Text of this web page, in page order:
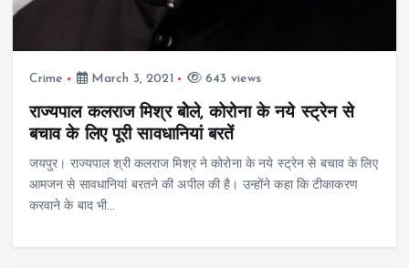
Crime March 3, 2021 643 views
राज्यपाल कलराज मिश्र बोेले, कोरोना के नये स्ट्रेन से
बचाव के लिए पूरी सावधानियां बरतें
जयपुर। राज्यपाल श्री कलराज मिश्र ने कोरोना के नये स्ट्रेन से बचाव के लिए
आमजन से सावधानियां बरतने की अपील की है। उन्होंने कहा कि टीकाकरण
करवाने के बाद भी…